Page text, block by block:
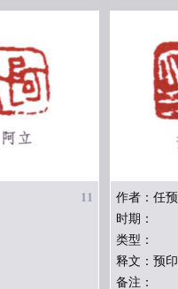
11
作者：任预
时期：
类型：
释文：预印
备注：